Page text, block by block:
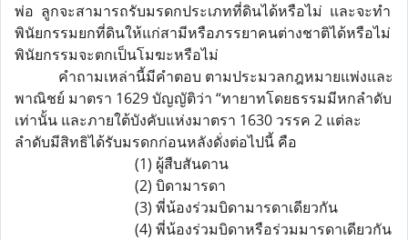
พ่อ ลูกจะสามารถรับมรดกประเภทที่ดินได้หรือไม่ และจะทำ
พินัยกรรมยกที่ดินให้แก่สามีหรือภรรยาคนต่างชาติได้หรือไม่
พินัยกรรมจะตกเป็นโมฆะหรือไม่
คำถามเหล่านี้มีคำตอบ ตามประมวลกฎหมายแพ่งและ
พาณิชย์ มาตรา 1629 บัญญัติว่า “ทายาทโดยธรรมมีหกลำดับ
เท่านั้น และภายใต้บังคับแห่งมาตรา 1630 วรรค 2 แต่ละ
ลำดับมีสิทธิได้รับมรดกก่อนหลังดั่งต่อไปนี้ คือ
(1) ผู้สืบสันดาน
(2) บิดามารดา
(3) พี่น้องร่วมบิดามารดาเดียวกัน
(4) พี่น้องร่วมบิดาหรือร่วมมารดาเดียวกัน